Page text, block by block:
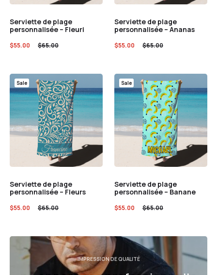
Serviette de plage
personnalisée – Fleuri
$65.00
$55.00
Serviette de plage
personnalisée – Ananas
$65.00
$55.00
Sale
Serviette de plage
personnalisée – Fleurs
$65.00
$55.00
Sale
Serviette de plage
personnalisée – Banane
$65.00
$55.00
IMPRESSION DE QUALITÉ